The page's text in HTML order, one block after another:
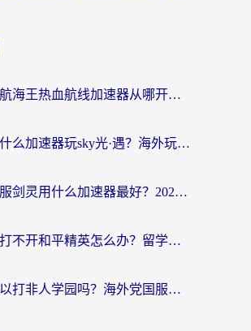
苹果手机航海王热血航线加速器从哪开启？海外玩家国服畅玩全攻略
在国外用什么加速器玩sky光·遇？海外玩家国服畅玩终极指南（附魔兽世界狂暴传奇解决方案）
国外玩国服剑灵用什么加速器最好？2026海外玩家亲测指南（附魔兽世界怀旧服精灵之境加速技巧）
在比利时打不开和平精英怎么办？留学生亲测有效的国服游戏加速方案
在欧洲可以打非人学园吗？海外党国服游戏不卡顿的终极指南